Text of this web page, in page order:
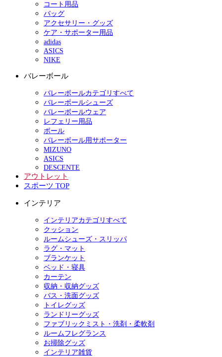
コート用品
バッグ
アクセサリー・グッズ
ケア・サポーター用品
adidas
ASICS
NIKE
バレーボール
バレーボールカテゴリすべて
バレーボールシューズ
バレーボールウェア
レフェリー用品
ボール
バレーボール用サポーター
MIZUNO
ASICS
DESCENTE
アウトレット
スポーツ TOP
インテリア
インテリアカテゴリすべて
クッション
ルームシューズ・スリッパ
ラグ・マット
ブランケット
ベッド・寝具
カーテン
収納・収納グッズ
バス・洗面グッズ
トイレグッズ
ランドリーグッズ
ファブリックミスト・洗剤・柔軟剤
ルームフレグランス
お掃除グッズ
インテリア雑貨